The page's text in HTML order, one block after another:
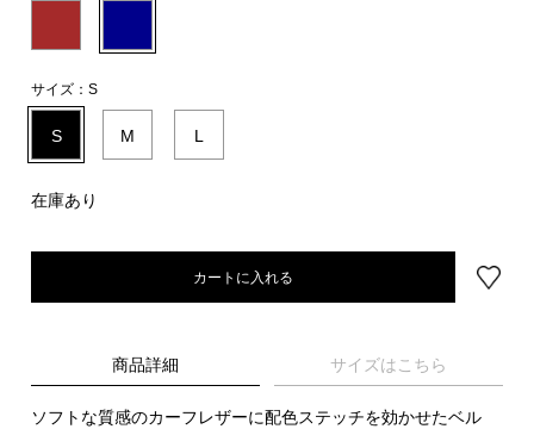
サイズ：S
S M L
在庫あり
カートに入れる
商品詳細 サイズはこちら
ソフトな質感のカーフレザーに配色ステッチを効かせたベル